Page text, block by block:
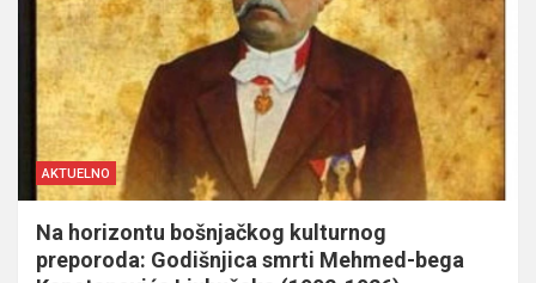
AKTUELNO
Na horizontu bošnjačkog kulturnog
preporoda: Godišnjica smrti Mehmed-bega